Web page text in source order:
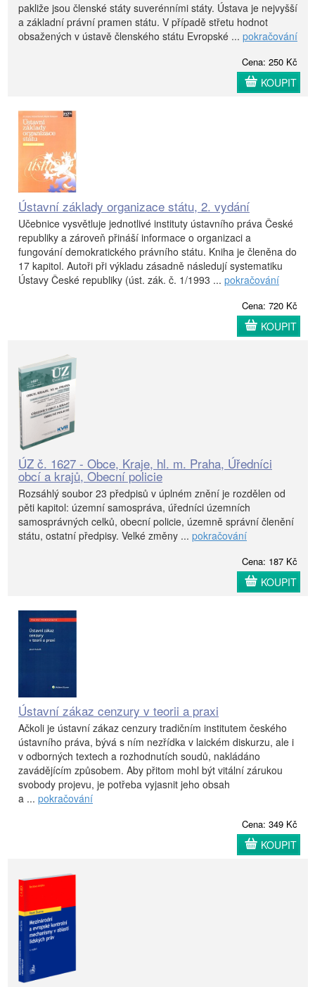
pakliže jsou členské státy suverénními státy. Ústava je nejvyšší
a základní právní pramen státu. V případě střetu hodnot
obsažených v ústavě členského státu Evropské ... pokračování
Cena: 250 Kč
KOUPIT
Ústavní základy organizace státu, 2. vydání
Učebnice vysvětluje jednotlivé instituty ústavního práva České
republiky a zároveň přináší informace o organizaci a
fungování demokratického právního státu. Kniha je členěna do
17 kapitol. Autoři při výkladu zásadně následují systematiku
Ústavy České republiky (úst. zák. č. 1/1993 ... pokračování
Cena: 720 Kč
KOUPIT
ÚZ č. 1627 - Obce, Kraje, hl. m. Praha, Úředníci
obcí a krajů, Obecní policie
Rozsáhlý soubor 23 předpisů v úplném znění je rozdělen od
pěti kapitol: územní samospráva, úředníci územních
samosprávných celků, obecní policie, územně správní členění
státu, ostatní předpisy. Velké změny ... pokračování
Cena: 187 Kč
KOUPIT
Ústavní zákaz cenzury v teorii a praxi
Ačkoli je ústavní zákaz cenzury tradičním institutem českého
ústavního práva, bývá s ním nezřídka v laickém diskurzu, ale i
v odborných textech a rozhodnutích soudů, nakládáno
zavádějícím způsobem. Aby přitom mohl být vitální zárukou
svobody projevu, je potřeba vyjasnit jeho obsah
a ... pokračování
Cena: 349 Kč
KOUPIT